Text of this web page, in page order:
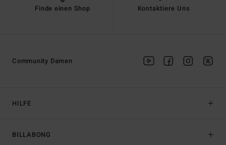
Finde einen Shop Kontaktiere Uns
HILFE
BILLABONG
Community Damen